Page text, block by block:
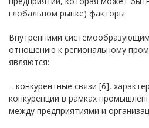
глобальном рынке) факторы.
Внутренними
отношению к региональному
являются:
– конкурентные связи [6],
конкуренции в рамках
между предприятиями и